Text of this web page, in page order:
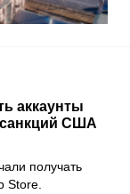
аккаунты
санкций США
получать
Store.